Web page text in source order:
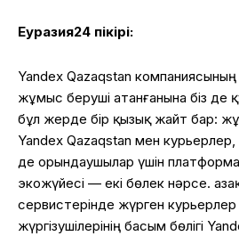
Еуразия24 пікірі:
Yandex Qazaqstan компаниясының
жұмыс беруші атанғанына біз де
бұл жерде бір қызық жайт бар:
Yandex Qazaqstan мен
де орындаушылар үшін
экожүйесі — екі бөлек нәрсе.
сервистерінде жүрген
жүргізушілерінің басым бөлігі